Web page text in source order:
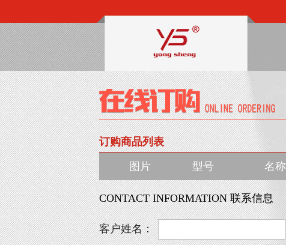
订购商品列表
图片 型号 名称
CONTACT INFORMATION 联系信息
客户姓名：